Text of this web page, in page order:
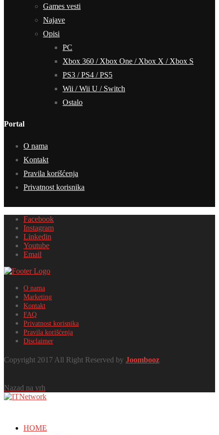
Games vesti
Najave
Opisi
PC
Xbox 360 / Xbox One / Xbox X / Xbox S
PS3 / PS4 / PS5
Wii / Wii U / Switch
Ostalo
Portal
O nama
Kontakt
Pravila korišćenja
Privatnost korisnika
Facebook
Instagram
Linkedin
Youtube
Email
O nama
Marketing
Kontakt
FAQ
Privatnost korisnika
Pravila korišćenja
Disclaimer
Copyright 2017 All Right Reserved by Joombooz
Nazad na vrh
HOME